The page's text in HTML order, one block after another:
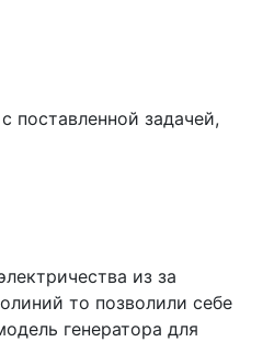
поставленной задачей,
из за
то позволили себе
генератора для